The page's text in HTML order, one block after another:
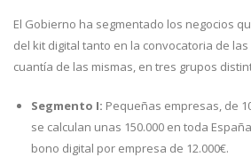
El Gobierno ha segmentado los negocios
del kit digital tanto en la convocatoria de
cuantía de las mismas, en tres grupos
Segmento I: Pequeñas empresas, de
se calculan unas 150.000 en toda
bono digital por empresa de 12.000€.